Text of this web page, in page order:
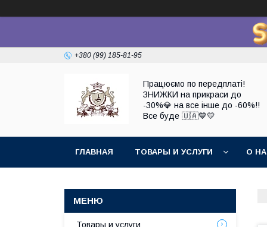
+380 (99) 185-81-95
Працюємо по передплаті!
ЗНИЖКИ на прикраси до
-30%💎 на все інше до -60%!!
Все буде 🇺🇦💙💛
ГЛАВНАЯ ТОВАРЫ И УСЛУГИ О
Товары и услуги